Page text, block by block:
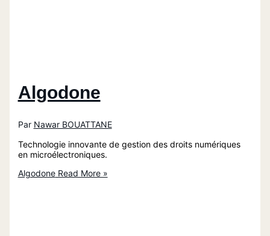
Algodone
Par Nawar BOUATTANE
Technologie innovante de gestion des droits numériques
en microélectroniques.
AlgodoneRead More »